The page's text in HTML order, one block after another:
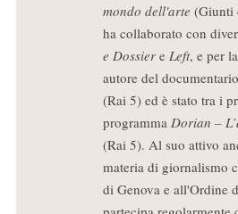
mondo dell'arte (Giunti
ha collaborato con
e Dossiere Left, e per
autore del documentario
(Rai 5) ed è stato tra i
programma Dorian –
(Rai 5). Al suo attivo
materia di giornalismo
di Genova e all'Ordine